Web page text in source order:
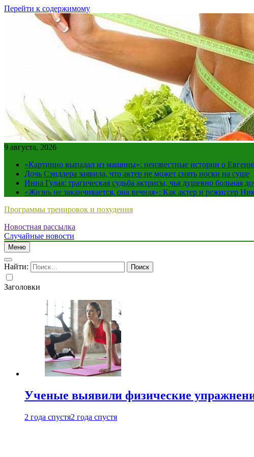
Перейти к содержимому
9 августа, 2026
«Картинно выпадал из машины»: неизвестные истории о
Дочь Сэндлера заявила, что актер не может снять носки на суше
Инна Гулая: трагическая судьба актрисы, чья душевно больная
«Жизнь не заканчивается, она вечная»: Как актер и режиссер
Программы тренировок и похудения
Новостная рассылка
Случайные новости
Меню
Найти:
Заголовки
Ученые выявили физические
2 года спустя2 года спустя